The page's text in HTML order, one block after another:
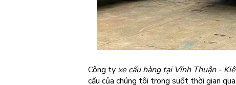
Công tyxe cẩu hàng tại Vĩnh Thuận -
cẩu của chúng tôi trong suốt thời gian